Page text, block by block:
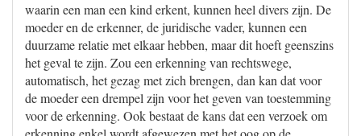
waarin een man een kind erkent, kunnen heel divers zijn. De
moeder en de erkenner, de juridische vader, kunnen een
duurzame relatie met elkaar hebben, maar dit hoeft geenszins
het geval te zijn. Zou een erkenning van rechtswege,
automatisch, het gezag met zich brengen, dan kan dat voor
de moeder een drempel zijn voor het geven van toestemming
voor de erkenning. Ook bestaat de kans dat een verzoek om